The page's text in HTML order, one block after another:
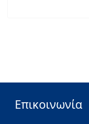
Επικοινωνία